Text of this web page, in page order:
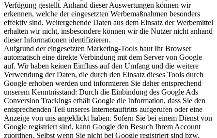
Verfügung gestellt. Anhand dieser Auswertungen können wir
erkennen, welche der eingesetzten Werbemaßnahmen besonders
effektiv sind. Weitergehende Daten aus dem Einsatz der Werbemittel
erhalten wir nicht, insbesondere können wir die Nutzer nicht anhand
dieser Informationen identifizieren.
Aufgrund der eingesetzten Marketing-Tools baut Ihr Browser
automatisch eine direkte Verbindung mit dem Server von Google
auf. Wir haben keinen Einfluss auf den Umfang und die weitere
Verwendung der Daten, die durch den Einsatz dieses Tools durch
Google erhoben werden und informieren Sie daher entsprechend
unserem Kenntnisstand: Durch die Einbindung des Google Ads
Conversion Trackings erhält Google die Information, dass Sie den
entsprechenden Teil unseres Internetauftritts aufgerufen oder eine
Anzeige von uns angeklickt haben. Sofern Sie bei einem Dienst von
Google registriert sind, kann Google den Besuch Ihrem Account
zuordnen. Selbst wenn Sie nicht bei Google registriert sind bzw.